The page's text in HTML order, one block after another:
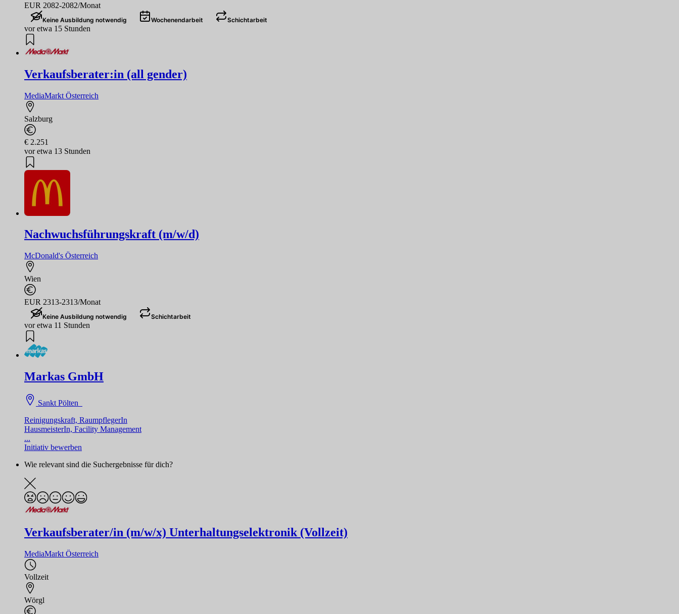
EUR 2082-2082/Monat
Keine Ausbildung notwendig Wochenendarbeit Schichtarbeit
vor etwa 15 Stunden
Verkaufsberater:in (all gender)
MediaMarkt Österreich
Salzburg
€ 2.251
vor etwa 13 Stunden
Nachwuchsführungskraft (m/w/d)
McDonald's Österreich
Wien
EUR 2313-2313/Monat
Keine Ausbildung notwendig Schichtarbeit
vor etwa 11 Stunden
Markas GmbH
Sankt Pölten
Reinigungskraft, RaumpflegerIn
HausmeisterIn, Facility Management
...
Initiativ bewerben
Wie relevant sind die Suchergebnisse für dich?
Verkaufsberater/in (m/w/x) Unterhaltungselektronik (Vollzeit)
MediaMarkt Österreich
Vollzeit
Wörgl